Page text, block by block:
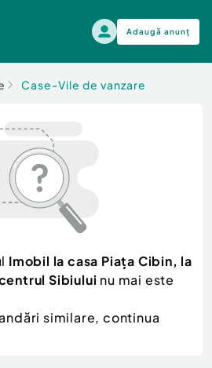
Adaugă anunț
ambarcatiuni
Remorci
Case-Vile de vanzare
Imobil la casa Piața Cibin, la
Sibiului nu mai este
similare, continua